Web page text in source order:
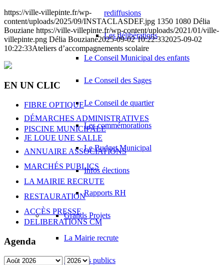
rediffusions
Les délibérations
Le Conseil Municipal des enfants
Le Conseil des Sages
Le Conseil de quartier
Les commémorations
Le Budget Municipal
Infos élections
Rapports RH
Grands Projets
La Mairie recrute
Marchés publics
https://ville-villepinte.fr/wp-
content/uploads/2025/09/INSTACLASDEF.jpg 1350 1080 Délia
Bouziane https://ville-villepinte.fr/wp-content/uploads/2021/01/ville-
villepinte.png Délia Bouziane2025-09-02 10:22:332025-09-02
10:22:33Ateliers d’accompagnements scolaire
EN UN CLIC
FIBRE OPTIQUE
DÉMARCHES ADMINISTRATIVES
PISCINE MUNICIPALE
JE LOUE UNE SALLE
ANNUAIRE ASSOCIATIONS
MARCHÉS PUBLICS
LA MAIRIE RECRUTE
RESTAURATION
ACCÈS PRESSE
DELIBERATIONS CM
Agenda